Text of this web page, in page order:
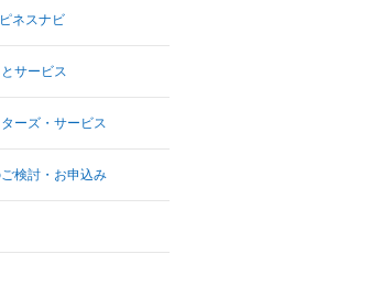
ネスナビ
サービス
ーズ・サービス
検討・お申込み